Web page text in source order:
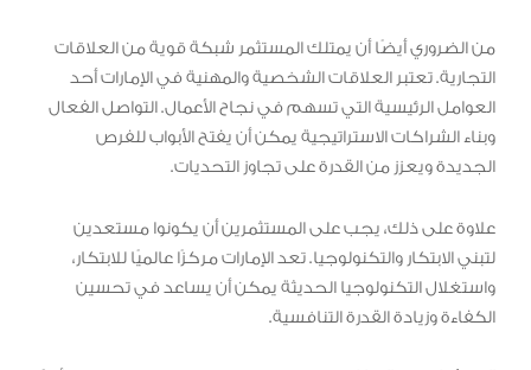
من الضروري أيضًا أن يمتلك المستثمر شبكة قوية من العلاقات
التجارية. تعتبر العلاقات الشخصية والمهنية في الإمارات أحد
العوامل الرئيسية التي تسهم في نجاح الأعمال. التواصل الفعال
وبناء الشراكات الاستراتيجية يمكن أن يفتح الأبواب للفرص
الجديدة ويعزز من القدرة على تجاوز التحديات.
علاوة على ذلك، يجب على المستثمرين أن يكونوا مستعدين
لتبني الابتكار والتكنولوجيا. تعد الإمارات مركزًا عالميًا للابتكار،
واستغلال التكنولوجيا الحديثة يمكن أن يساعد في تحسين
الكفاءة وزيادة القدرة التنافسية.